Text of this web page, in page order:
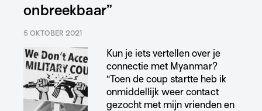
onbreekbaar”
5 OKTOBER 2021
Kun je iets vertellen over je
connectie met Myanmar?
“Toen de coup startte heb ik
onmiddellijk weer contact
gezocht met mijn vrienden en